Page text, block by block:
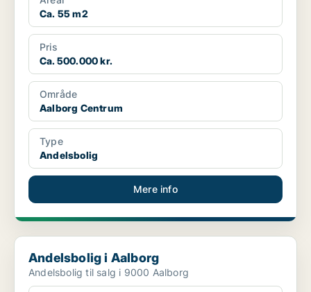
Ca. 55 m2
Pris
Ca. 500.000 kr.
Område
Aalborg Centrum
Type
Andelsbolig
Mere info
Andelsbolig i Aalborg
Andelsbolig i Aalborg
Andelsbolig til salg i 9000 Aalborg